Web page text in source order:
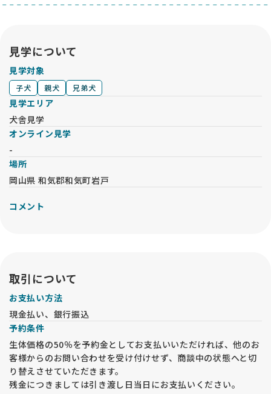
見学について
見学対象
子犬 親犬 兄弟犬
見学エリア
犬舎見学
オンライン見学
-
場所
岡山県 和気郡和気町岩戸
コメント
取引について
お支払い方法
現金払い、銀行振込
予約条件
生体価格の50％を予約金としてお支払いいただければ、他のお
客様からのお問い合わせを受け付けせず、商談中の状態へと切
り替えさせていただきます。
残金につきましては引き渡し日当日にお支払いください。